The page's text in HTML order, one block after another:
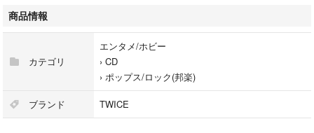
#CD
#ポップス/ロック(邦楽)
商品情報
カテゴリ
エンタメ/ホビー
› CD
› ポップス/ロック(邦楽)
ブランド TWICE